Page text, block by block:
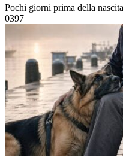
Pochi giorni prima della
0397